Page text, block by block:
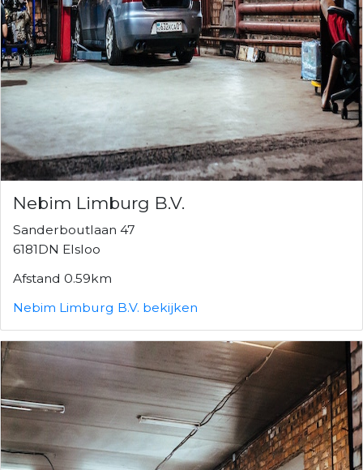
Nebim Limburg B.V.
Sanderboutlaan 47
6181DN Elsloo
Afstand 0.59km
Nebim Limburg B.V. bekijken